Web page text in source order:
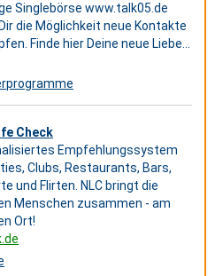
Singlebörse www.talk05.de
die Möglichkeit neue Kontakte
Finde hier Deine neue Liebe...
Check
Empfehlungssystem
Clubs, Restaurants, Bars,
und Flirten. NLC bringt die
Menschen zusammen - am
Ort!